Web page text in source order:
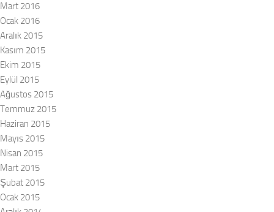
Mart 2016
Ocak 2016
Aralık 2015
Kasım 2015
Ekim 2015
Eylül 2015
Ağustos 2015
Temmuz 2015
Haziran 2015
Mayıs 2015
Nisan 2015
Mart 2015
Şubat 2015
Ocak 2015